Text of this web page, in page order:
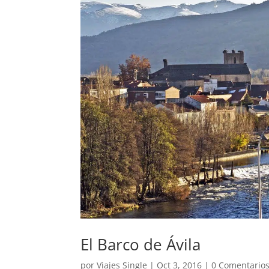
El Barco de Ávila
porViajes Single | Oct 3, 2016 |0